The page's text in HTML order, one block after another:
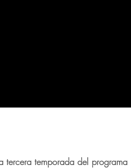
tercera temporada del programa